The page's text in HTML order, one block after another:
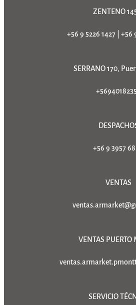
ZENTENO
+56 9 5226 1427| +56
SERRANO 170,
+56 9 3957
VENTAS
VENTAS PUERTO
SERVICIO